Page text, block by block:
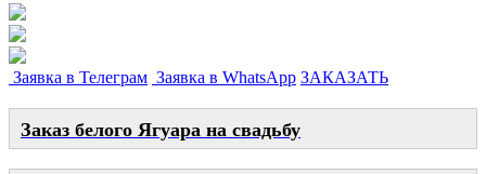
Заявка в Телеграм Заявка в WhatsApp ЗАКАЗАТЬ
Заказ белого Ягуара на свадьбу